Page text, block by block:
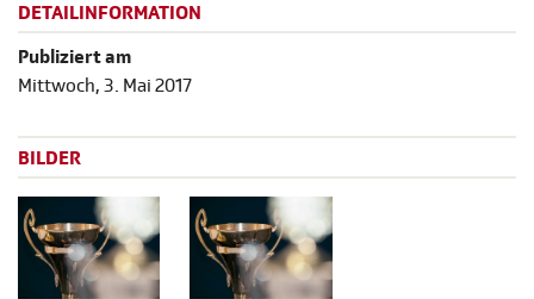
DETAILINFORMATION
Publiziert am
Mittwoch, 3. Mai 2017
BILDER